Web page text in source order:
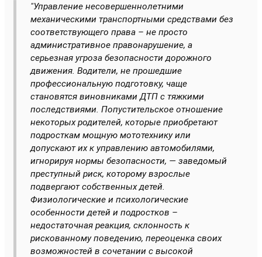
"Управление несовершеннолетними
механическими транспортными средствами без
соответствующего права – не просто
административное правонарушение, а
серьезная угроза безопасности дорожного
движения. Водители, не прошедшие
профессиональную подготовку, чаще
становятся виновниками ДТП с тяжкими
последствиями. Попустительское отношение
некоторых родителей, которые приобретают
подросткам мощную мототехнику или
допускают их к управлению автомобилями,
игнорируя нормы безопасности, — заведомый
преступный риск, которому взрослые
подвергают собственных детей.
Физиологические и психологические
особенности детей и подростков –
недостаточная реакция, склонность к
рискованному поведению, переоценка своих
возможностей в сочетании с высокой